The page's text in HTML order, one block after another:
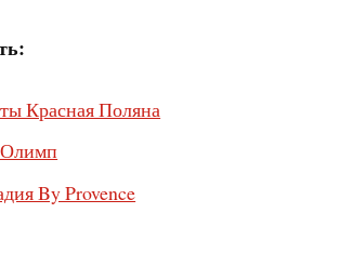
Красная Поляна
By Provence